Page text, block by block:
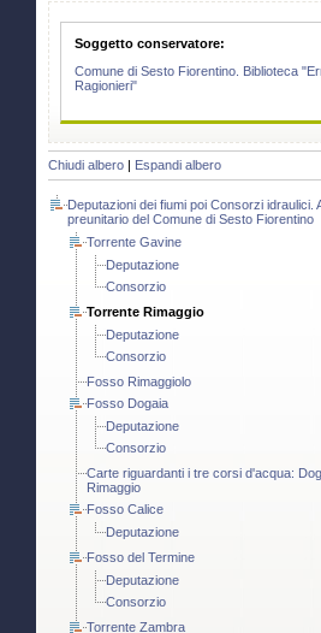
Soggetto conservatore:
Comune di Sesto Fiorentino. Biblioteca
Ragionieri"
Chiudi albero Espandi albero
Deputazioni dei fiumi poi Consorzi idraulici.
preunitario del Comune di Sesto Fiorentino
Torrente Gavine
Deputazione
Consorzio
Torrente Rimaggio
Deputazione
Consorzio
Fosso Rimaggiolo
Fosso Dogaia
Deputazione
Consorzio
Carte riguardanti i tre corsi d'acqua:
Rimaggio
Fosso Calice
Deputazione
Fosso del Termine
Deputazione
Consorzio
Torrente Zambra